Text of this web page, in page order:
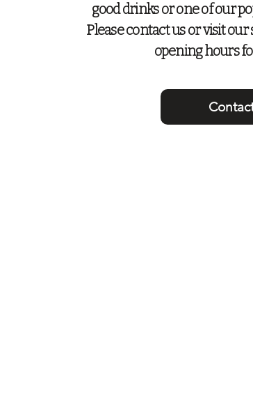
good drinks or one of our
Please contact us or visit
opening hours